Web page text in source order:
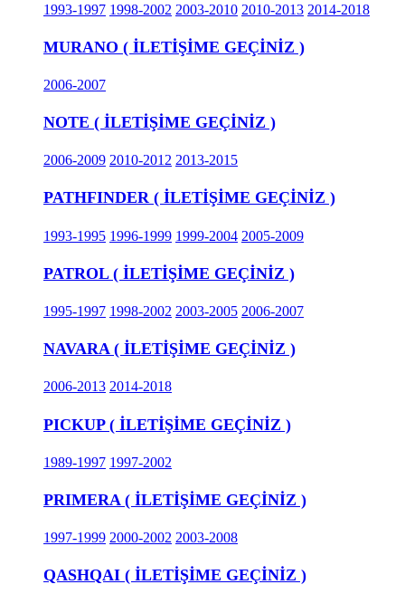
1993-1997 1998-2002 2003-2010 2010-2013 2014-2018
MURANO ( İLETİŞİME GEÇİNİZ )
2006-2007
NOTE ( İLETİŞİME GEÇİNİZ )
2006-2009 2010-2012 2013-2015
PATHFINDER ( İLETİŞİME GEÇİNİZ )
1993-1995 1996-1999 1999-2004 2005-2009
PATROL ( İLETİŞİME GEÇİNİZ )
1995-1997 1998-2002 2003-2005 2006-2007
NAVARA ( İLETİŞİME GEÇİNİZ )
2006-2013 2014-2018
PICKUP ( İLETİŞİME GEÇİNİZ )
1989-1997 1997-2002
PRIMERA ( İLETİŞİME GEÇİNİZ )
1997-1999 2000-2002 2003-2008
QASHQAI ( İLETİŞİME GEÇİNİZ )